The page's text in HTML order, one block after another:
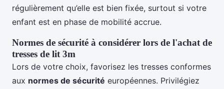
régulièrement qu’elle est bien fixée, surtout si votre
enfant est en phase de mobilité accrue.
Normes de sécurité à considérer lors de l'achat de
tresses de lit 3m
Lors de votre choix, favorisez les tresses conformes
aux normes de sécurité européennes. Privilégiez